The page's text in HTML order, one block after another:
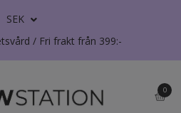
SEK
/ Fri frakt från 399:-
0